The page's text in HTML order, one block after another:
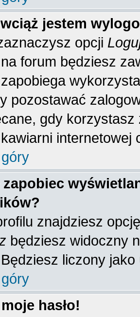
jestem
opcji
forum będziesz
pozostawać
gdy
internetowej
zapobiec
znajdziesz
będziesz widoczny
liczony
hasło!